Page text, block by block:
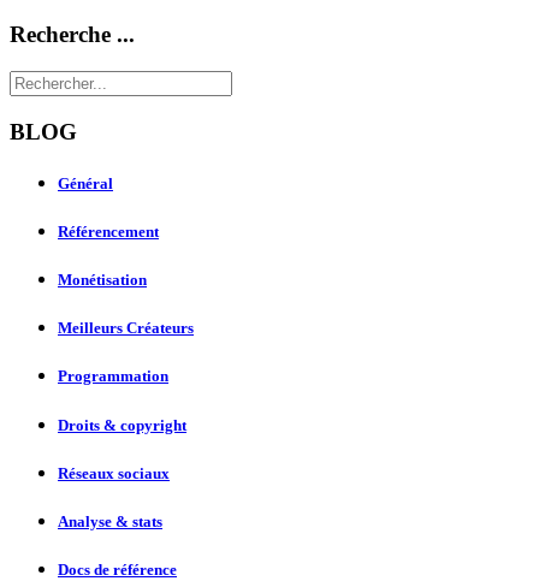
Recherche ...
BLOG
Général
Référencement
Monétisation
Meilleurs Créateurs
Programmation
Droits & copyright
Réseaux sociaux
Analyse & stats
Docs de référence